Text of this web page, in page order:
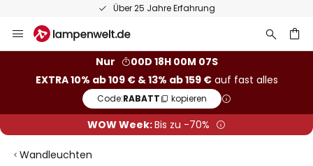
Über 25 Jahre Erfahrung
Inhalt
Nur
00D 18H 00M 06S
EXTRA 10% ab 109 € & 13% ab 159 €auf fast alles
Code:RABATT kopieren
WOW Week:Bis zu -70%
Wandleuchten